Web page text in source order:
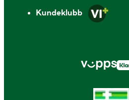
Kundeklubb